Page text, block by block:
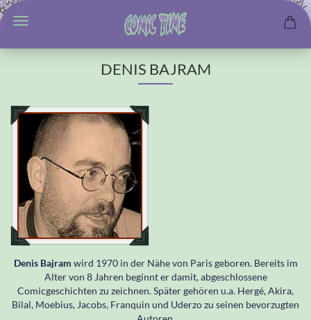
DENIS BAJRAM
Denis Bajram wird 1970 in der Nähe von Paris geboren. Bereits im
Alter von 8 Jahren beginnt er damit, abgeschlossene
Comicgeschichten zu zeichnen. Später gehören u.a. Hergé, Akira,
Bilal, Moebius, Jacobs, Franquin und Uderzo zu seinen bevorzugten